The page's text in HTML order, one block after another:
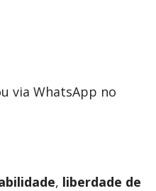
via WhatsApp no
, liberdade de